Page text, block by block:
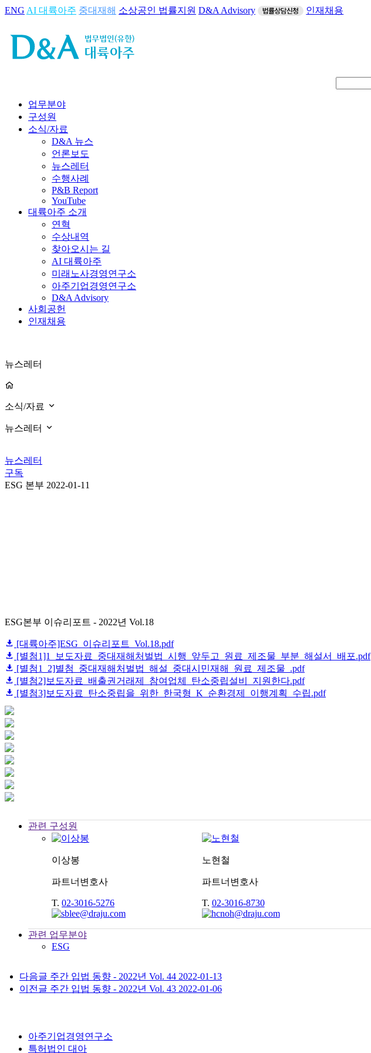
ENG AI 대륙아주 중대재해 소상공인 법률지원 D&A Advisory 인재채용
업무분야
구성원
소식/자료
D&A 뉴스
언론보도
뉴스레터
수행사례
P&B Report
YouTube
대륙아주 소개
연혁
수상내역
찾아오시는 길
AI 대륙아주
미래노사경영연구소
아주기업경영연구소
D&A Advisory
사회공헌
인재채용
뉴스레터
소식/자료
뉴스레터
뉴스레터
구독
ESG 본부 2022-01-11
ESG본부 이슈리포트 - 2022년 Vol.18
[대륙아주]ESG_이슈리포트_Vol.18.pdf
[별첨1]1_보도자료_중대재해처벌법_시행_앞두고_원료_제조물_부분_해설서_배포.pdf
[별첨1_2]별첨_중대재해처벌법_해설_중대시민재해_원료_제조물_.pdf
[별첨2]보도자료_배출권거래제_참여업체_탄소중립설비_지원한다.pdf
[별첨3]보도자료_탄소중립을_위한_한국형_K_순환경제_이행계획_수립.pdf
관련 구성원
이상봉
파트너변호사
T. 02-3016-5276
노현철
파트너변호사
T. 02-3016-8730
관련 업무분야
ESG
다음글 주간 입법 동향 - 2022년 Vol. 44 2022-01-13
이전글 주간 입법 동향 - 2022년 Vol. 43 2022-01-06
아주기업경영연구소
특허법인 대아